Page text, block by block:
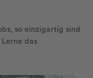
so einzigartig sind
das